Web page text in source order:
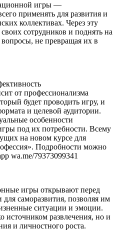
игры —
применять для развития и
коллективах. Через эту
сотрудников и поднять на
не превращая их в
от профессионализма
будет проводить игру, и
и целевой аудитории.
особенности
под их потребности. Всему
на новом курсе для
Подробности можно
wa.me/79373099341
игры открывают перед
саморазвития, позволяя им
ситуации и эмоции.
источником развлечения, но и
и личностного роста.